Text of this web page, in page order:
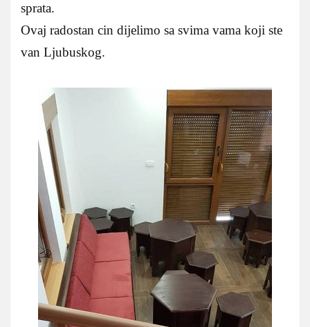
sprata.
Ovaj radostan cin dijelimo sa svima vama koji ste
van Ljubuskog.